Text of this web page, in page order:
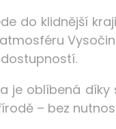
do klidnější
a je oblíbená díky
– bez